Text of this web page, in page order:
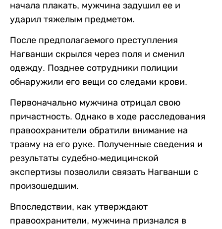
начала плакать, мужчина задушил ее и
ударил тяжелым предметом.
После предполагаемого преступления
Нагванши скрылся через поля и сменил
одежду. Позднее сотрудники полиции
обнаружили его вещи со следами крови.
Первоначально мужчина отрицал свою
причастность. Однако в ходе расследования
правоохранители обратили внимание на
травму на его руке. Полученные сведения и
результаты судебно-медицинской
экспертизы позволили связать Нагванши с
произошедшим.
Впоследствии, как утверждают
правоохранители, мужчина признался в